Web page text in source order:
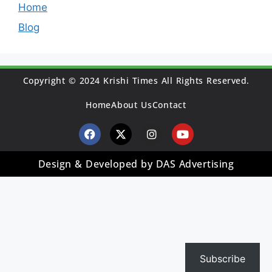
Home
Blog
Copyright © 2024 Krishi Times All Rights Reserved.
HomeAbout UsContact
Design & Developed by DAS Advertising
Subscribe